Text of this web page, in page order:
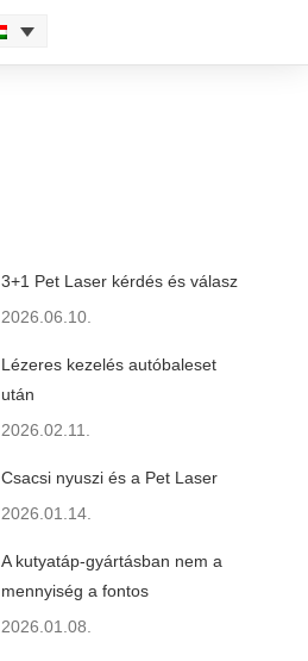
3+1 Pet Laser kérdés és válasz
2026.06.10.
Lézeres kezelés autóbaleset
után
2026.02.11.
Csacsi nyuszi és a Pet Laser
2026.01.14.
A kutyatáp-gyártásban nem a
mennyiség a fontos
2026.01.08.